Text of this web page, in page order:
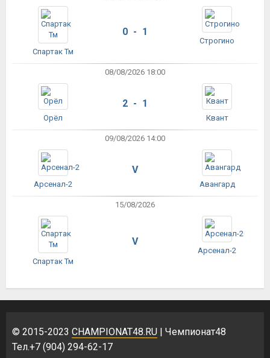
Спартак Тм
0 - 1
Строгино
08/08/2026 18:00
Орёл
2 - 1
Квант
09/08/2026 14:00
Арсенал-2
V
Авангард
15/08/2026
Спартак Тм
V
Арсенал-2
© 2015-2023 CHAMPIONAT48.RU | Чемпионат48
Тел.+7 (904) 294-62-17